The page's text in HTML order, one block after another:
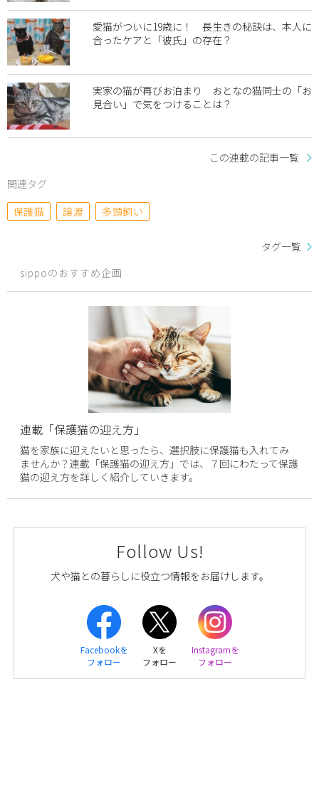
愛猫がついに19歳に！ 長生きの秘訣は、本人に
合ったケアと「彼氏」の存在？
実家の猫が再びお泊まり おとなの猫同士の「お
見合い」で気をつけることは？
この連載の記事一覧
関連タグ
保護猫
譲渡 多頭飼い
タグ一覧
sippoのおすすめ企画
連載「保護猫の迎え方」
猫を家族に迎えたいと思ったら、選択肢に保護猫も入れてみ
ませんか？連載「保護猫の迎え方」では、７回にわたって保護
猫の迎え方を詳しく紹介していきます。
Follow Us!
犬や猫との暮らしに役立つ情報をお届けします。
Facebookを
フォロー
Xを
フォロー
Instagramを
フォロー